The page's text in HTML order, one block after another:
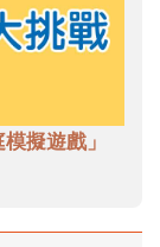
擬遊戲」